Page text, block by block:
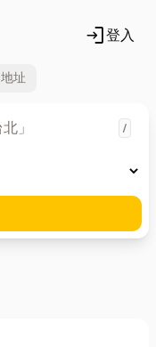
login登入
地址
/